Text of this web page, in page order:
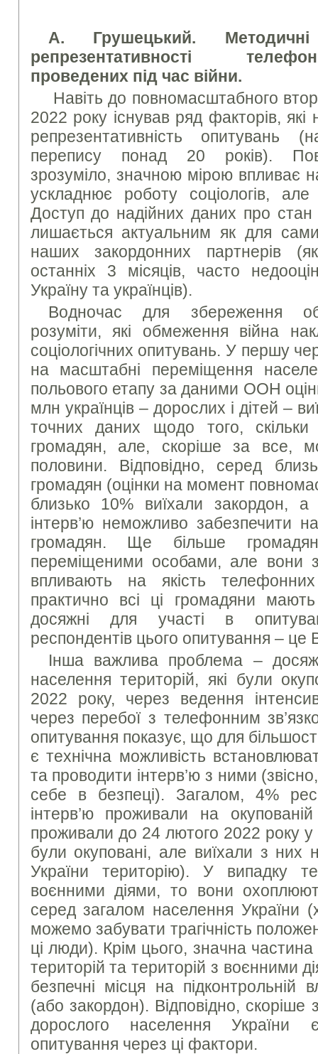
А. Грушецький.
репрезентативності
проведених під час війни.
Навіть до повномасштабного
2022 року існував ряд факторів,
репрезентативність опитувань
перепису понад 20 років).
зрозуміло, значною мірою впливає
ускладнює роботу соціологів,
Доступ до надійних даних про стан
лишається актуальним як для
наших закордонних партнерів
останніх 3 місяців, часто
Україну та українців).
Водночас для збереження
розуміти, які обмеження війна
соціологічних опитувань. У першу
на масштабні переміщення
польового етапу за даними ООН
млн українців – дорослих і дітей –
точних даних щодо того,
громадян, але, скоріше за все,
половини. Відповідно, серед
громадян (оцінки на момент
близько 10% виїхали закордон,
інтерв’ю неможливо забезпечити
громадян. Ще більше
переміщеними особами, але вони
впливають на якість телефонних
практично всі ці громадяни
досяжні для участі в
респондентів цього опитування –
Інша важлива проблема –
населення територій, які були
2022 року, через ведення
через перебої з телефонним
опитування показує, що для
є технічна можливість
та проводити інтерв’ю з ними
себе в безпеці). Загалом, 4%
інтерв’ю проживали на
проживали до 24 лютого 2022 року у
були окуповані, але виїхали з них
України територію). У випадку
воєнними діями, то вони
серед загалом населення
можемо забувати трагічність
ці люди). Крім цього, значна
територій та територій з воєнними
безпечні місця на підконтрольній
(або закордон). Відповідно,
дорослого населення
опитування через ці фактори.